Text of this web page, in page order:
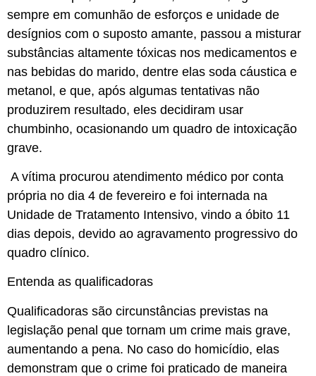
sempre em comunhão de esforços e unidade de
desígnios com o suposto amante, passou a misturar
substâncias altamente tóxicas nos medicamentos e
nas bebidas do marido, dentre elas soda cáustica e
metanol, e que, após algumas tentativas não
produzirem resultado, eles decidiram usar
chumbinho, ocasionando um quadro de intoxicação
grave.
A vítima procurou atendimento médico por conta
própria no dia 4 de fevereiro e foi internada na
Unidade de Tratamento Intensivo, vindo a óbito 11
dias depois, devido ao agravamento progressivo do
quadro clínico.
Entenda as qualificadoras
Qualificadoras são circunstâncias previstas na
legislação penal que tornam um crime mais grave,
aumentando a pena. No caso do homicídio, elas
demonstram que o crime foi praticado de maneira